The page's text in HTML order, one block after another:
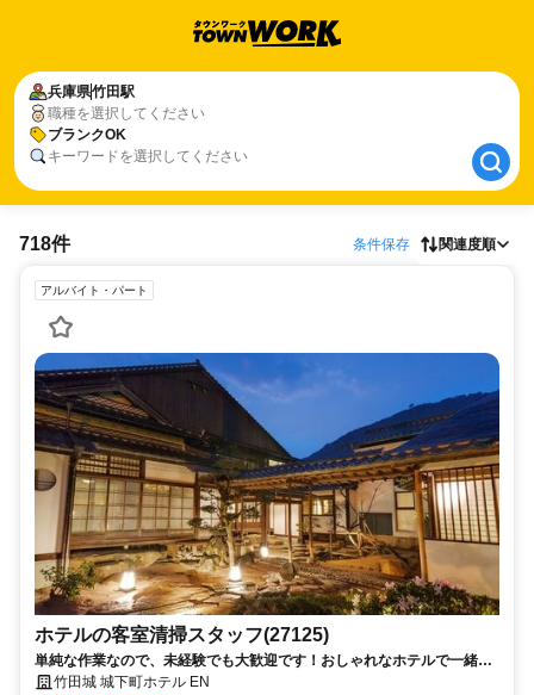
兵庫県竹田駅
職種を選択してください
ブランクOK
キーワードを選択してください
兵庫県竹田駅
ブランクOK
718件 条件保存 関連度順
アルバイト・パート
ホテルの客室清掃スタッフ(27125)
単純な作業なので、未経験でも大歓迎です！おしゃれなホテルで一緒に
働きませんか？
竹田城 城下町ホテル EN